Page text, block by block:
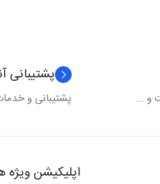
و ...
پشتیبانی
پشتیبانی و
اپلیکیشن ویژه